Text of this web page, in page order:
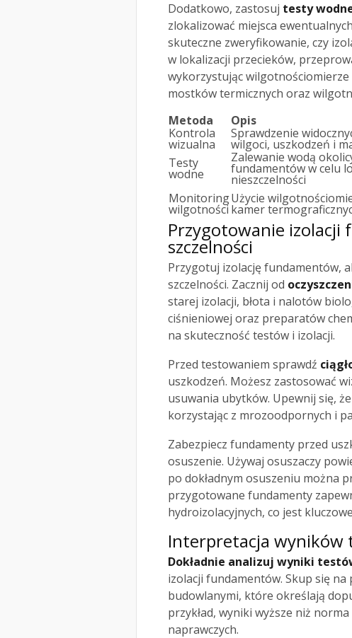
Dodatkowo, zastosuj testy
zlokalizować miejsca
skuteczne zweryfikowanie, czy
w lokalizacji przecieków,
wykorzystując
mostków termicznych oraz
Metoda
Opis
Kontrola
wizualna
Sprawdzenie
wilgoci, uszkodzeń i
Testy
wodne
Zalewanie wodą
fundamentów w celu
nieszczelności
Monitoring
wilgotności
Użycie
kamer
Przygotowanie
szczelności
Przygotuj izolację fundamentów,
szczelności. Zacznij od
starej izolacji, błota i nalotów
ciśnieniowej oraz preparatów
na skuteczność testów i izolacji.
Przed testowaniem sprawdź
uszkodzeń. Możesz zastosować
usuwania ubytków. Upewnij się,
korzystając z mrozoodpornych i
Zabezpiecz fundamenty przed
osuszenie. Używaj osuszaczy
po dokładnym osuszeniu można
przygotowane fundamenty
hydroizolacyjnych, co jest
Interpretacja
Dokładnie analizuj wyniki
izolacji fundamentów. Skup się
budowlanymi, które określają
przykład, wyniki wyższe niż
naprawczych.